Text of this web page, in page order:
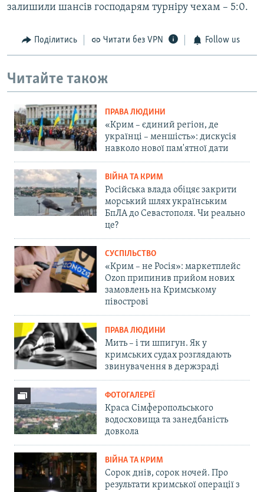
залишили шансів господарям турніру чехам – 5:0.
Поділитись Читати без VPN Follow us
Читайте також
ПРАВА ЛЮДИНИ
«Крим – єдиний регіон, де
українці – меншість»: дискусія
навколо нової пам'ятної дати
ВІЙНА ТА КРИМ
Російська влада обіцяє закрити
морський шлях українським
БпЛА до Севастополя. Чи реально
це?
СУСПІЛЬСТВО
«Крим – не Росія»: маркетплейс
Ozon припинив прийом нових
замовлень на Кримському
півострові
ПРАВА ЛЮДИНИ
Мить – і ти шпигун. Як у
кримських судах розглядають
звинувачення в держзраді
ФОТОГАЛЕРЕЇ
Краса Сімферопольського
водосховища та занедбаність
довкола
ВІЙНА ТА КРИМ
Сорок днів, сорок ночей. Про
результати кримської операції з